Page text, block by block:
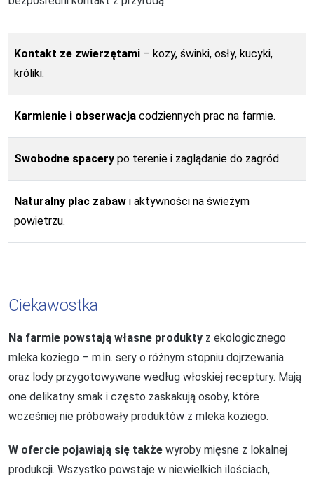
Kontakt ze zwierzętami – kozy, świnki, osły, kucyki,
króliki.
Karmienie i obserwacja codziennych prac na farmie.
Swobodne spacery po terenie i zaglądanie do zagród.
Naturalny plac zabaw i aktywności na świeżym
powietrzu.
Ciekawostka
Na farmie powstają własne produkty z ekologicznego
mleka koziego – m.in. sery o różnym stopniu dojrzewania
oraz lody przygotowywane według włoskiej receptury. Mają
one delikatny smak i często zaskakują osoby, które
wcześniej nie próbowały produktów z mleka koziego.
W ofercie pojawiają się także wyroby mięsne z lokalnej
produkcji. Wszystko powstaje w niewielkich ilościach,